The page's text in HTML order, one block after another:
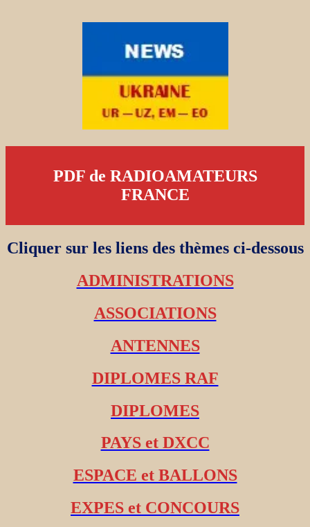
PDF de RADIOAMATEURS
FRANCE
Cliquer sur les liens des thèmes ci-dessous
ADMINISTRATIONS
ASSOCIATIONS
ANTENNES
DIPLOMES RAF
DIPLOMES
PAYS et DXCC
ESPACE et BALLONS
EXPES et CONCOURS